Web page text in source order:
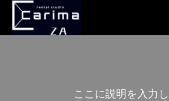
ここに説明を入力し